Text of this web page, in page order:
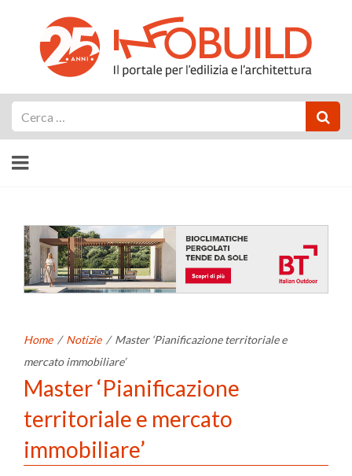
Home / Notizie / Master ‘Pianificazione territoriale e
mercato immobiliare’
Master ‘Pianificazione
territoriale e mercato
immobiliare’